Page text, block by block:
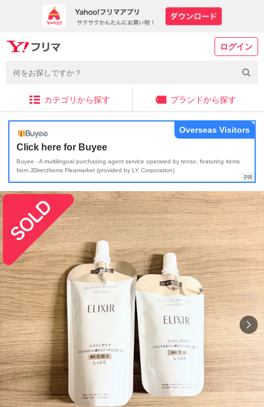
ログイン
カテゴリから探す ブランドから探す
Click here for Buyee
Buyee - A multilingual purchasing agent service operated by tenso, featuring items
from JDirectItems Fleamarket (provided by LY Corporation)
Overseas Visitors